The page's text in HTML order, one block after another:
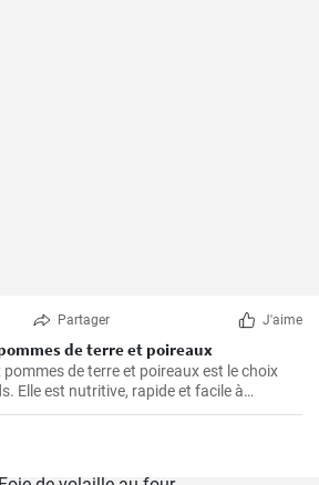
Partager J'aime
de terre et poireaux
de terre et poireaux est le choix
Elle est nutritive, rapide et facile à
de nutriments de légumes sains.